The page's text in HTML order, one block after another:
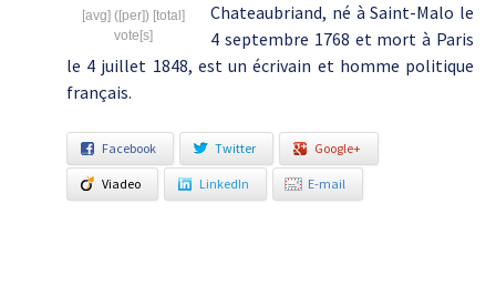
[avg] ([per]) [total]
vote[s]
Chateaubriand, né à Saint-Malo le
4 septembre 1768 et mort à Paris
le 4 juillet 1848, est un écrivain et homme politique
français.
Facebook Twitter Google+
Viadeo LinkedIn E-mail